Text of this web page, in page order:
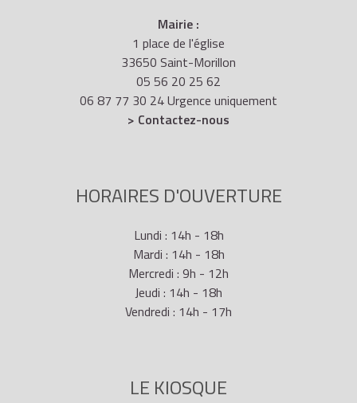
Mairie :
1 place de l'église
33650 Saint-Morillon
05 56 20 25 62
06 87 77 30 24 Urgence uniquement
> Contactez-nous
HORAIRES D'OUVERTURE
Lundi : 14h - 18h
Mardi : 14h - 18h
Mercredi : 9h - 12h
Jeudi : 14h - 18h
Vendredi : 14h - 17h
LE KIOSQUE